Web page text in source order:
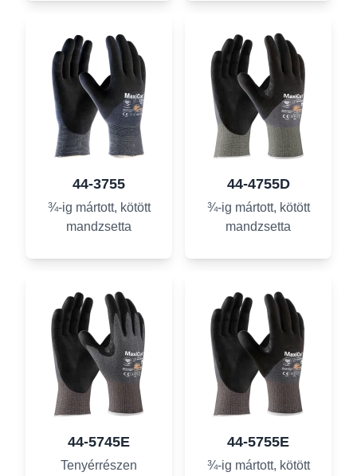
44-3755
¾-ig mártott, kötött
mandzsetta
44-4755D
¾-ig mártott, kötött
mandzsetta
44-5745E
Tenyérrészen
44-5755E
¾-ig mártott, kötött